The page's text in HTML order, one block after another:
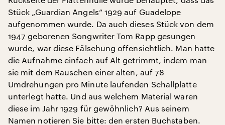
Stück „Guardian Angels“ 1929 auf Guadelope
aufgenommen wurde. Da auch dieses Stück von dem
1947 geborenen Songwriter Tom Rapp gesungen
wurde, war diese Fälschung offensichtlich. Man hatte
die Aufnahme einfach auf Alt getrimmt, indem man
sie mit dem Rauschen einer alten, auf 78
Umdrehungen pro Minute laufenden Schallplatte
unterlegt hatte. Und aus welchem Material waren
diese im Jahr 1929 für gewöhnlich? Aus seinem
Namen notieren Sie bitte: den ersten Buchstaben.